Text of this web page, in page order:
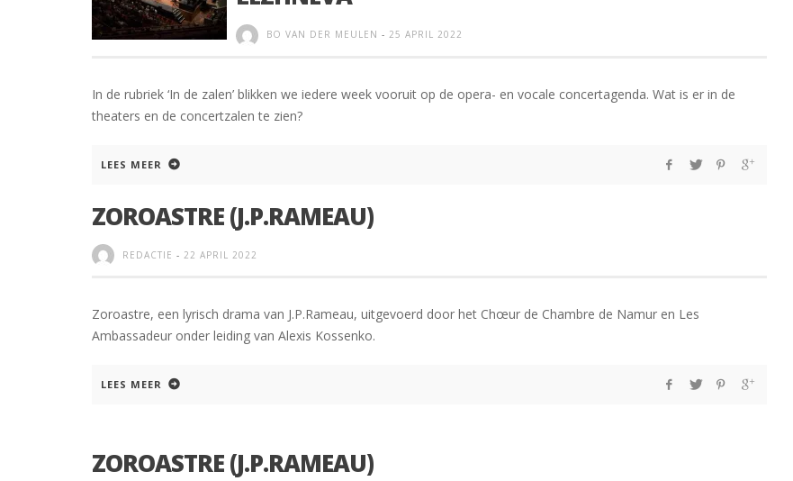
BO VAN DER MEULEN - 25 APRIL 2022
In de rubriek ‘In de zalen’ blikken we iedere week vooruit op de opera- en vocale concertagenda. Wat is er in de
theaters en de concertzalen te zien?
LEES MEER
ZOROASTRE (J.P.RAMEAU)
REDACTIE - 22 APRIL 2022
Zoroastre, een lyrisch drama van J.P.Rameau, uitgevoerd door het Chœur de Chambre de Namur en Les
Ambassadeur onder leiding van Alexis Kossenko.
LEES MEER
ZOROASTRE (J.P.RAMEAU)